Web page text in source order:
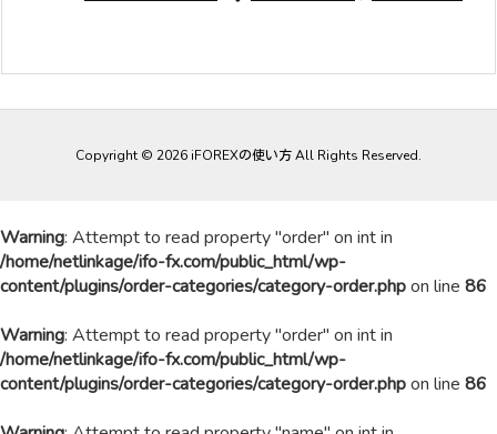
Copyright © 2026 iFOREXの使い方All Rights Reserved.
Warning: Attempt to read property "order" on int in
/home/netlinkage/ifo-fx.com/public_html/wp-
content/plugins/order-categories/category-order.phpon line 86
Warning: Attempt to read property "order" on int in
/home/netlinkage/ifo-fx.com/public_html/wp-
content/plugins/order-categories/category-order.phpon line 86